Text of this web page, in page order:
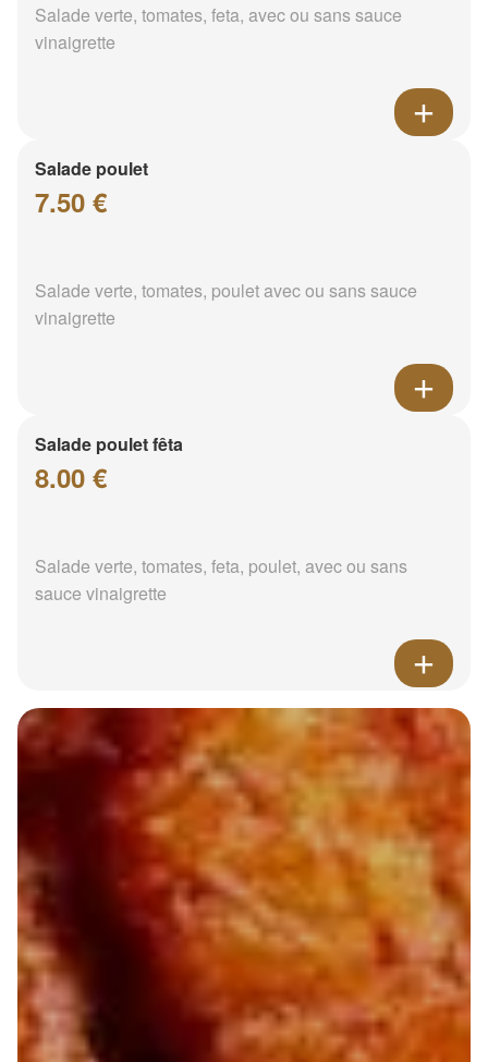
Salade verte, tomates, feta, avec ou sans sauce
vinaigrette
Salade poulet
7.50 €
Salade verte, tomates, poulet avec ou sans sauce
vinaigrette
Salade poulet fêta
8.00 €
Salade verte, tomates, feta, poulet, avec ou sans
sauce vinaigrette